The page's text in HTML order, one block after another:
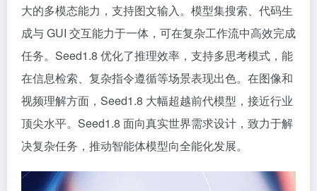
大的多模态能力，支持图文输入。模型集搜索、代码生
成与 GUI 交互能力于一体，可在复杂工作流中高效完成
任务。Seed1.8 优化了推理效率，支持多思考模式，能
在信息检索、复杂指令遵循等场景表现出色。在图像和
视频理解方面，Seed1.8 大幅超越前代模型，接近行业
顶尖水平。Seed1.8 面向真实世界需求设计，致力于解
决复杂任务，推动智能体模型向全能化发展。